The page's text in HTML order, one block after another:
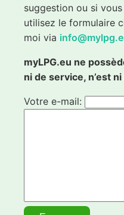
suggestion ou si
utilisez le formulaire
moi via
myLPG.eu ne
ni de service, n’est
Votre e-mail: